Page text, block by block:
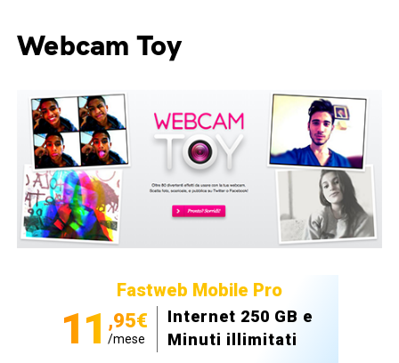
Webcam Toy
Fastweb Mobile Pro
11 ,95€
/mese
Internet 250 GB e
Minuti illimitati